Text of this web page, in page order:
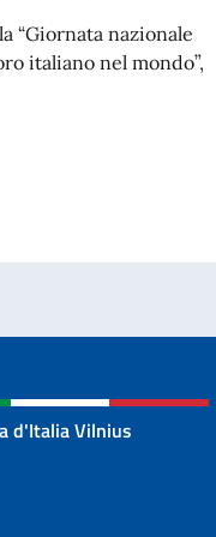
“Giornata nazionale
italiano nel mondo”,
Presidente del Consiglio
d'Italia Vilnius